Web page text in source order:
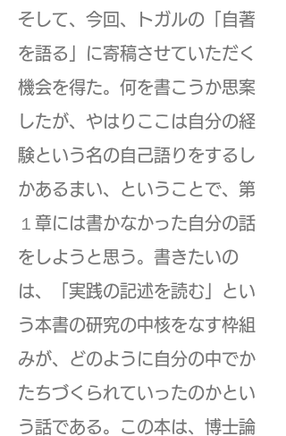
そして、今回、トガルの「自著
を語る」に寄稿させていただく
機会を得た。何を書こうか思案
したが、やはりここは自分の経
験という名の自己語りをするし
かあるまい、ということで、第
１章には書かなかった自分の話
をしようと思う。書きたいの
は、「実践の記述を読む」とい
う本書の研究の中核をなす枠組
みが、どのように自分の中でか
たちづくられていったのかとい
う話である。この本は、博士論